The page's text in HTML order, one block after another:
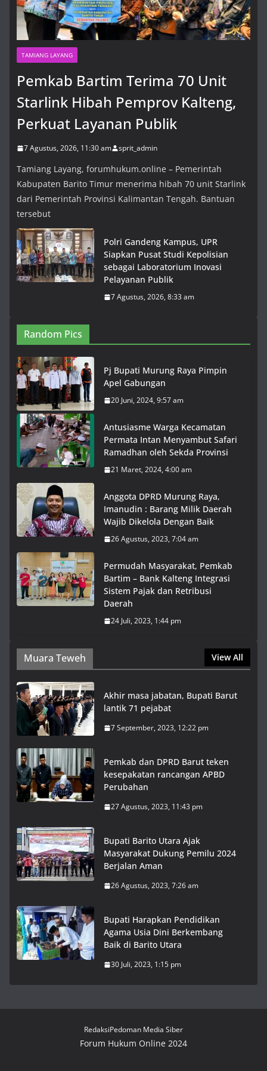
TAMIANG LAYANG
Pemkab Bartim Terima 70 Unit
Starlink Hibah Pemprov Kalteng,
Perkuat Layanan Publik
7 Agustus, 2026, 11:30 am sprit_admin
Tamiang Layang, forumhukum.online – Pemerintah
Kabupaten Barito Timur menerima hibah 70 unit Starlink
dari Pemerintah Provinsi Kalimantan Tengah. Bantuan
tersebut
Polri Gandeng Kampus, UPR
Siapkan Pusat Studi Kepolisian
sebagai Laboratorium Inovasi
Pelayanan Publik
7 Agustus, 2026, 8:33 am
Random Pics
Pj Bupati Murung Raya Pimpin
Apel Gabungan
20 Juni, 2024, 9:57 am
Antusiasme Warga Kecamatan
Permata Intan Menyambut Safari
Ramadhan oleh Sekda Provinsi
21 Maret, 2024, 4:00 am
Anggota DPRD Murung Raya,
Imanudin : Barang Milik Daerah
Wajib Dikelola Dengan Baik
26 Agustus, 2023, 7:04 am
Permudah Masyarakat, Pemkab
Bartim – Bank Kalteng Integrasi
Sistem Pajak dan Retribusi
Daerah
24 Juli, 2023, 1:44 pm
Muara Teweh View All
Akhir masa jabatan, Bupati Barut
lantik 71 pejabat
7 September, 2023, 12:22 pm
Pemkab dan DPRD Barut teken
kesepakatan rancangan APBD
Perubahan
27 Agustus, 2023, 11:43 pm
Bupati Barito Utara Ajak
Masyarakat Dukung Pemilu 2024
Berjalan Aman
26 Agustus, 2023, 7:26 am
Bupati Harapkan Pendidikan
Agama Usia Dini Berkembang
Baik di Barito Utara
30 Juli, 2023, 1:15 pm
RedaksiPedoman Media Siber
Forum Hukum Online 2024